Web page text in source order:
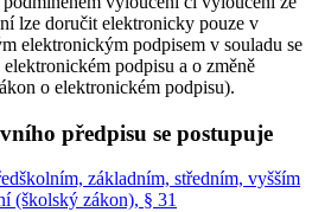
lze doručit elektronicky pouze v
elektronickým podpisem v souladu se
podpisu a o změně
o elektronickém podpisu).
předpisu se postupuje
základním, středním, vyšším
(školský zákon), § 31